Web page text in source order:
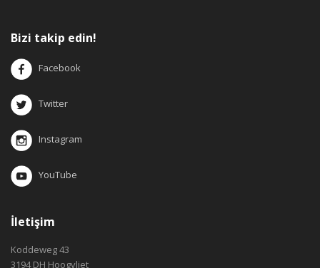
Bizi takip edin!
Facebook
Twitter
Instagram
YouTube
İletişim
Koddeweg 43
3194 DH Hoogvliet